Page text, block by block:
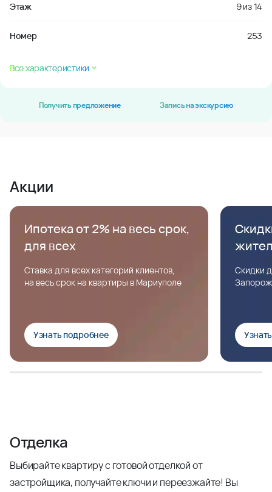
Этаж 9из14
Номер 253
Все характеристики
Получить предложение Запись на экскурсию
Акции
Ипотека от 2% на весь срок,
для всех
Ставка для всех категорий клиентов,
на весь срок на квартиры в Мариуполе
Узнать подробнее
Скидки
Отделка
Выбирайте квартиру с готовой отделкой от
застройщика, получайте ключи и переезжайте! Вы